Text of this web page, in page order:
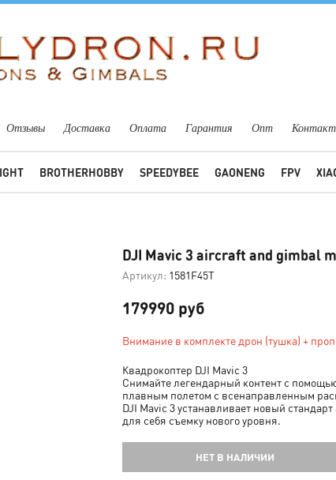
Отзывы Доставка Оплата Гарантия Опт
BROTHERHOBBY SPEEDYBEE GAONENG FPV
DJI Mavic 3 aircraft and gimbal
Артикул: 1581F45T
179990 руб
Внимание в комплекте дрон (тушка) +
Квадрокоптер DJI Mavic 3
Снимайте легендарный контент с
плавным полетом с всенаправленным
DJI Mavic 3 устанавливает новый
для себя съемку нового уровня.
НЕТ В НАЛИЧИИ